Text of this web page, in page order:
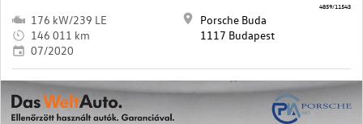
176 kW/239 LE
146 011 km
07/2020
Porsche Buda
1117 Budapest
4859/11543